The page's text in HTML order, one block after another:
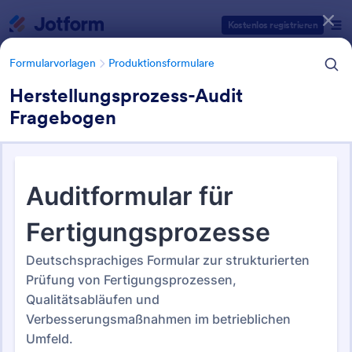
Kostenlos registrieren
Formularvorlagen Produktionsformulare
Herstellungsprozess-Audit
Fragebogen
Produktionsformulare
10 Vorlagen
Formularvorlagen Kategorien